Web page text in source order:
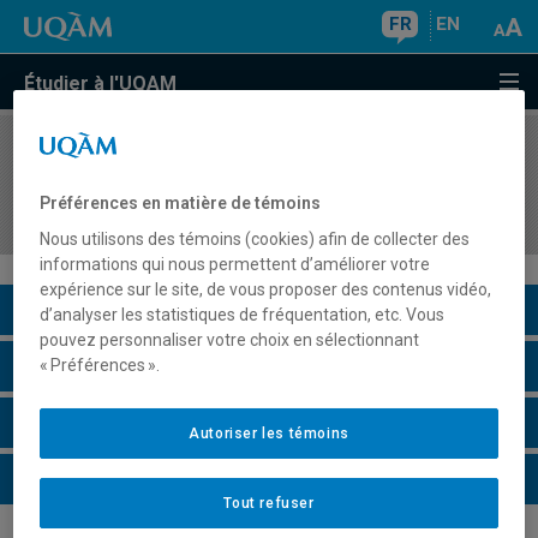
FR EN
Étudier à l'UQAM
COURS//
international : simulations et interactions
Description du cours
Horaire - Été 2026
Horaire - Automne 2026
Horaire - Hiver 2027
Préférences en matière de témoins
Nous utilisons des témoins (cookies) afin de collecter des
informations qui nous permettent d’améliorer votre
expérience sur le site, de vous proposer des contenus vidéo,
d’analyser les statistiques de fréquentation, etc. Vous
pouvez personnaliser votre choix en sélectionnant
« Préférences ».
Tout refuser
Autoriser les témoins